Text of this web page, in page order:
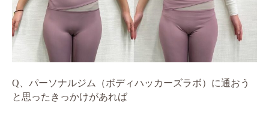
Q、パーソナルジム（ボディハッカーズラボ）に通おう
と思ったきっかけがあれば